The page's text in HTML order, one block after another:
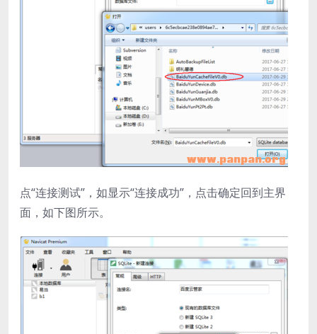
点“连接测试”，如显示“连接成功”，点击确定回到主界
面，如下图所示。